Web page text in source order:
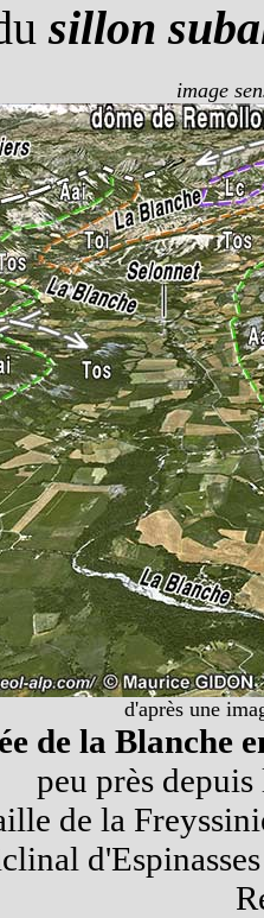
sillon
image
d'après une
de la Blanche
peu près
de la